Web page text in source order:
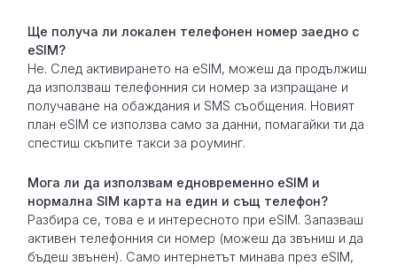
Ще получа ли локален телефонен номер заедно с
eSIM?
Не. След активирането на eSIM, можеш да продължиш
да използваш телефонния си номер за изпращане и
получаване на обаждания и SMS съобщения. Новият
план eSIM се използва само за данни, помагайки ти да
спестиш скъпите такси за роуминг.
Мога ли да използвам едновременно eSIM и
нормална SIM карта на един и същ телефон?
Разбира се, това е и интересното при eSIM. Запазваш
активен телефонния си номер (можеш да звъниш и да
бъдеш звънен). Само интернетът минава през eSIM,